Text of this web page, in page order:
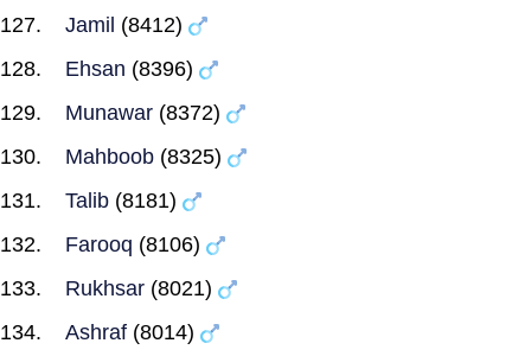
Jamil (8412)
Ehsan (8396)
Munawar (8372)
Mahboob (8325)
Talib (8181)
Farooq (8106)
Rukhsar (8021)
Ashraf (8014)